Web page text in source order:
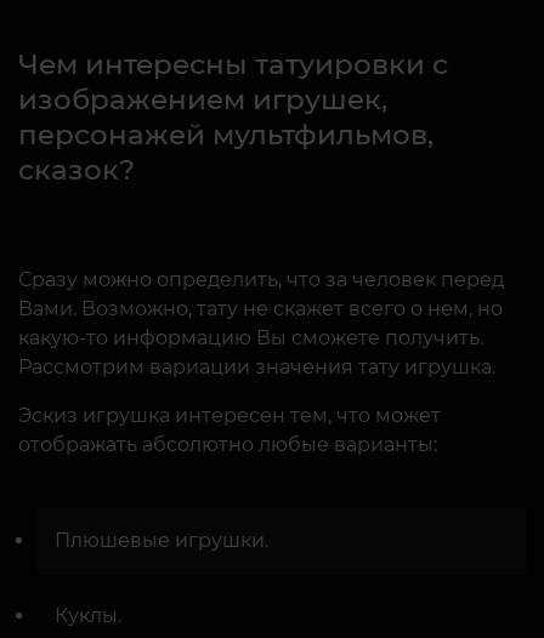
Чем интересны татуировки с
изображением игрушек,
персонажей мультфильмов,
сказок?
Сразу можно определить, что за человек перед
Вами. Возможно, тату не скажет всего о нем, но
какую-то информацию Вы сможете получить.
Рассмотрим вариации значения тату игрушка.
Эскиз игрушка интересен тем, что может
отображать абсолютно любые варианты:
Плюшевые игрушки.
Куклы.